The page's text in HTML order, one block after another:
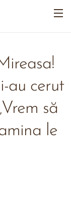
au cerut
să
le